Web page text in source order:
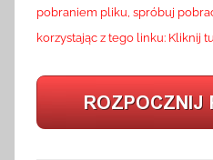
pobraniem pliku, spróbuj
korzystając z tego linku: Kliknij